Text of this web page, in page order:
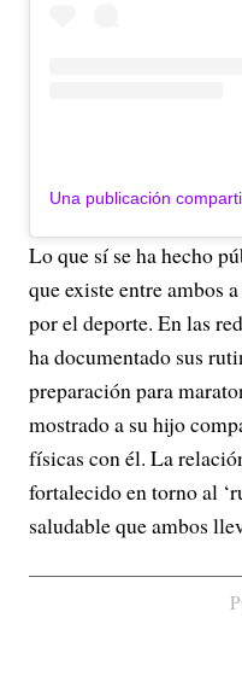
Lo que sí se ha hecho
que existe entre ambos
por el deporte. En las
ha documentado sus
preparación para
mostrado a su hijo
físicas con él. La
fortalecido en torno al
saludable que ambos